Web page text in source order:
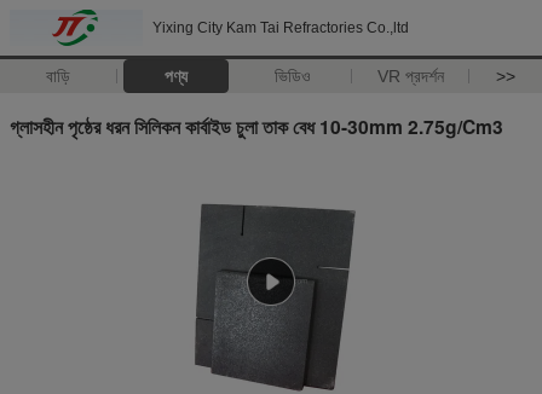
Yixing City Kam Tai Refractories Co.,ltd
বাড়ি পণ্য ভিডিও VR প্রদর্শন >>
গ্লাসহীন পৃষ্ঠের ধরন সিলিকন কার্বাইড চুলা তাক বেধ 10-30mm 2.75g/Cm3